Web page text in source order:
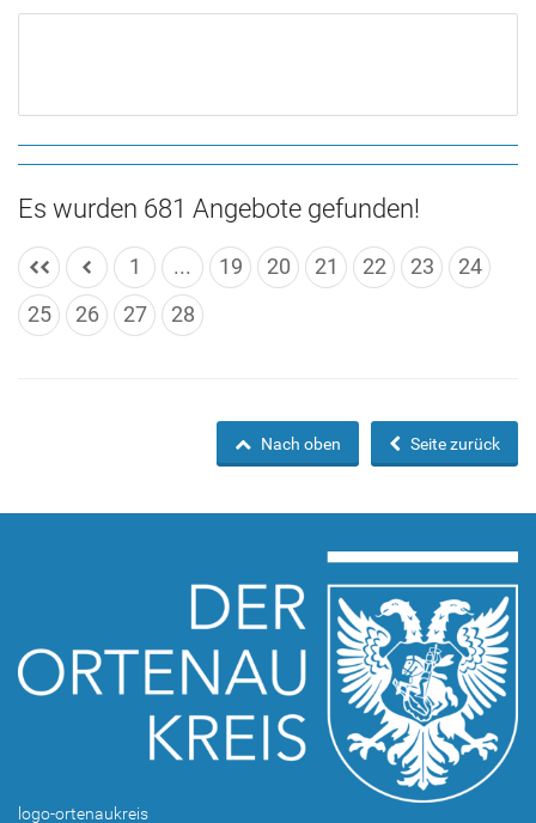
Es wurden 681 Angebote gefunden!
1 ... 19 20 21 22 23
24
25
26 27 28
Seite zurück
Nach oben
logo-ortenaukreis